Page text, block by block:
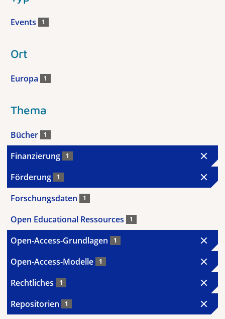
Events 1
Ort
Europa 1
Thema
Bücher 1
Finanzierung 1
Förderung 1
Forschungsdaten 1
Open Educational Ressources 1
Open-Access-Grundlagen 1
Open-Access-Modelle 1
Rechtliches 1
Repositorien 1